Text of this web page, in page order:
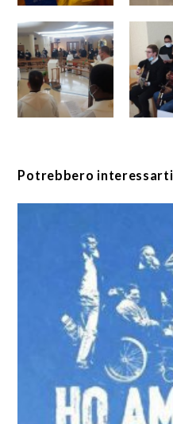
Potrebbero interessarti